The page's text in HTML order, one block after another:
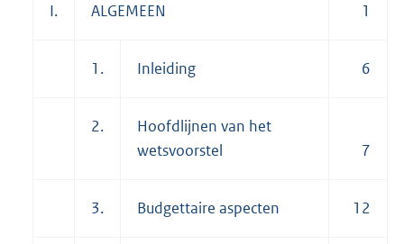
I. ALGEMEEN 1
1. Inleiding 6
2.
Hoofdlijnen van het
wetsvoorstel
7
3. Budgettaire aspecten 12